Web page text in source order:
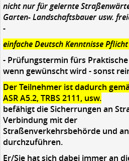
nicht nur für gelernte
Garten- Landschaftsbauer usw.
-
einfache Deutsch Kenntnisse
- Prüfungstermin fürs
wenn gewünscht wird - sonst
Der Teilnehmer ist dadurch
ASR A5.2, TRBS 2111, usw.
befähigt die Sicherrungen an
Verbindung mit der
Straßenverkehrsbehörde und
durchzuführen.
Er/Sie hat sich dabei immer an